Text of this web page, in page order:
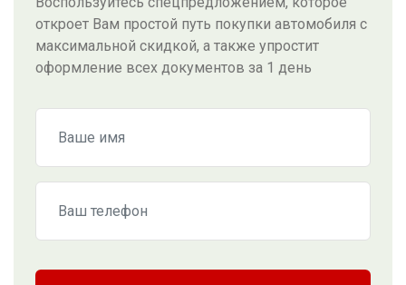
откроет Вам простой путь покупки автомобиля с
максимальной скидкой, а также упростит
оформление всех документов за 1 день